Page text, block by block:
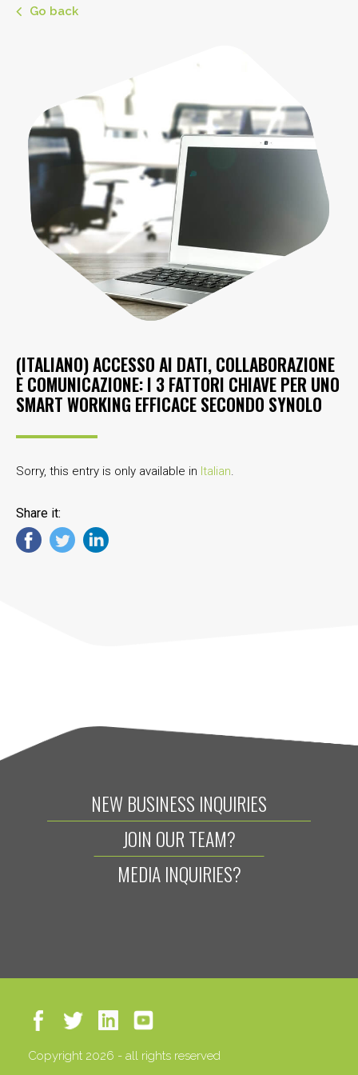
Go back
(ITALIANO) ACCESSO AI DATI, COLLABORAZIONE
E COMUNICAZIONE: I 3 FATTORI CHIAVE PER UNO
SMART WORKING EFFICACE SECONDO SYNOLO
Sorry, this entry is only available in Italian.
Share it:
NEW BUSINESS INQUIRIES
JOIN OUR TEAM?
MEDIA INQUIRIES?
Copyright 2026 - all rights reserved